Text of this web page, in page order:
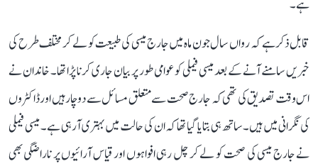
ہے۔
قابل ذکر ہے کہ رواں سال جون ماہ میں جارج میسی کی طبیعت کو لے کر مختلف طرح کی
خبریں سامنے آنے کے بعد میسی فیملی کو عوامی طور پر بیان جاری کرنا پڑا تھا۔ خاندان نے
اس وقت تصدیق کی تھی کہ جارج صحت سے متعلق مسائل سے دوچار ہیں اور ڈاکٹروں
کی نگرانی میں ہیں۔ ساتھ ہی بتایا گیا تھا کہ ان کی حالت میں بہتری آ رہی ہے۔ میسی فیملی
نے جارج میسی کی صحت کو لے کر چل رہی افواہوں اور قیاس آرائیوں پر ناراضگی بھی